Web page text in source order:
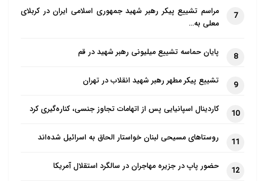
7
مراسم تشییع پیکر رهبر شهید جمهوری اسلامی ایران در کربلای
معلی به…
8 پایان حماسه تشییع میلیونی رهبر شهید در قم
9 تشییع پیکر مطهر رهبر شهید انقلاب در تهران
10 کاردینال اسپانیایی پس از اتهامات تجاوز جنسی، کناره‌گیری کرد
11 روستاهای مسیحی لبنان خواستار الحاق به اسرائیل شده‌اند
12 حضور پاپ در جزیره مهاجران در سالگرد استقلال آمریکا